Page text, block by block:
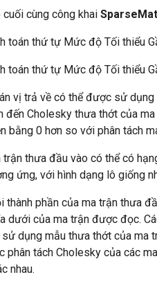
cuối cùng công khai
toán thứ tự Mức độ Tối thiểu
toán thứ tự Mức độ Tối thiểu
vị trả về có thể được sử
đến Cholesky thưa thớt của
bằng 0 hơn so với phân tách
trận thưa đầu vào có thể có
ứng, với hình dạng lô giống
thành phần của ma trận thưa
dưới của ma trận được đọc.
sử dụng mẫu thưa thớt của ma
phân tách Cholesky của các
nhau.